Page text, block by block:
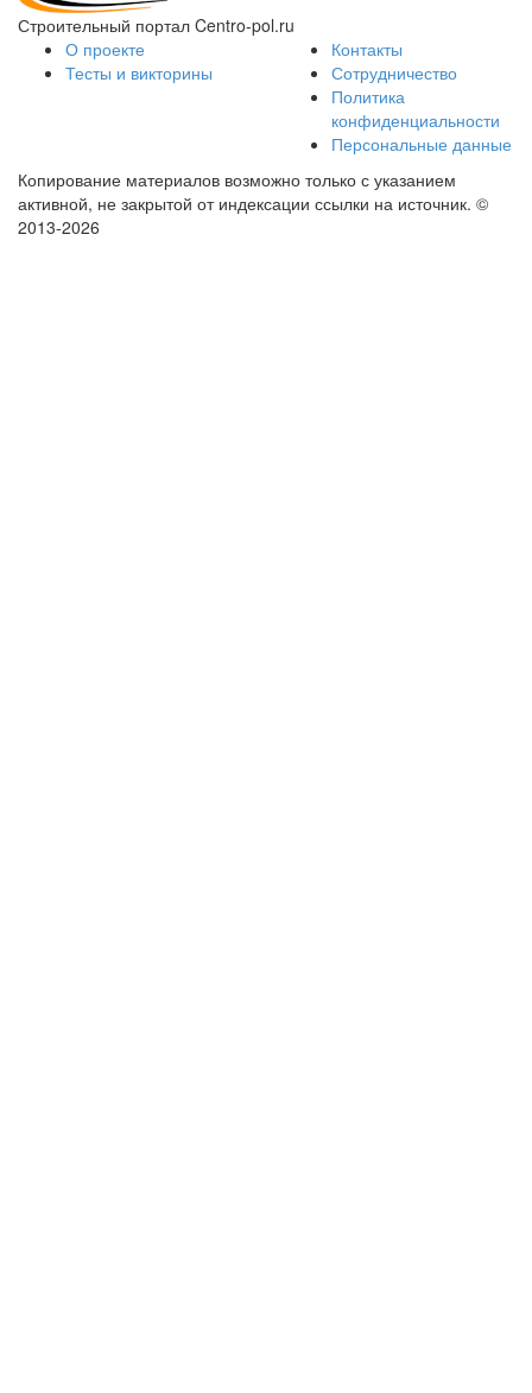
Строительный портал Centro-pol.ru
О проекте
Тесты и викторины
Контакты
Сотрудничество
Политика
конфиденциальности
Персональные данные
Копирование материалов возможно только с указанием
активной, не закрытой от индексации ссылки на источник. ©
2013-2026